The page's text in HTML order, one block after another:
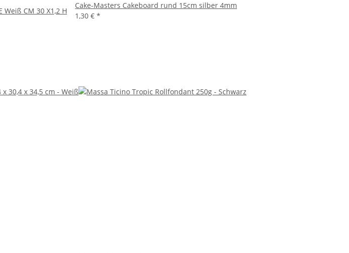
Weiß CM 30 X1,2 H
Cake-Masters Cakeboard rund 15cm silber 4mm
1,30 € *